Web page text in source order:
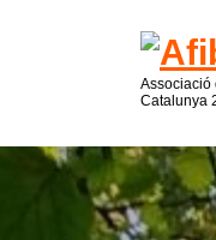
Associació
Catalunya